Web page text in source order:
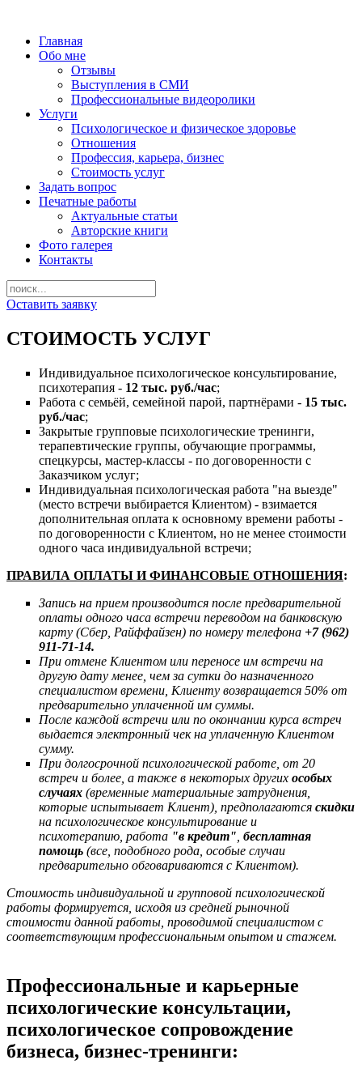
Главная
Обо мне
Отзывы
Выступления в СМИ
Профессиональные видеоролики
Услуги
Психологическое и физическое здоровье
Отношения
Профессия, карьера, бизнес
Стоимость услуг
Задать вопрос
Печатные работы
Актуальные статьи
Авторские книги
Фото галерея
Контакты
Оставить заявку
СТОИМОСТЬ УСЛУГ
Индивидуальное психологическое консультирование,
психотерапия - 12 тыс. руб./час;
Работа с семьёй, семейной парой, партнёрами - 15 тыс.
руб./час;
Закрытые групповые психологические тренинги,
терапевтические группы, обучающие программы,
спецкурсы, мастер-классы - по договоренности с
Заказчиком услуг;
Индивидуальная психологическая работа "на выезде"
(место встречи выбирается Клиентом) - взимается
дополнительная оплата к основному времени работы -
по договоренности с Клиентом, но не менее стоимости
одного часа индивидуальной встречи;
ПРАВИЛА ОПЛАТЫ И ФИНАНСОВЫЕ ОТНОШЕНИЯ:
Запись на прием производится после предварительной
оплаты одного часа встречи переводом на банковскую
карту (Сбер, Райффайзен) по номеру телефона +7 (962)
911-71-14.
При отмене Клиентом или переносе им встречи на
другую дату менее, чем за сутки до назначенного
специалистом времени, Клиенту возвращается 50% от
предварительно уплаченной им суммы.
После каждой встречи или по окончании курса встреч
выдается электронный чек на уплаченную Клиентом
сумму.
При долгосрочной психологической работе, от 20
встреч и более, а также в некоторых других особых
случаях (временные материальные затруднения,
которые испытывает Клиент), предполагаются скидки
на психологическое консультирование и
психотерапию, работа "в кредит" бесплатная
помощь (все, подобного рода, особые случаи
предварительно обговариваются с Клиентом).
Стоимость индивидуальной и групповой психологической
работы формируется, исходя из средней рыночной
стоимости данной работы, проводимой специалистом с
соответствующим профессиональным опытом и стажем.
Профессиональные и карьерные
психологические консультации,
психологическое сопровождение
бизнеса, бизнес-тренинги: